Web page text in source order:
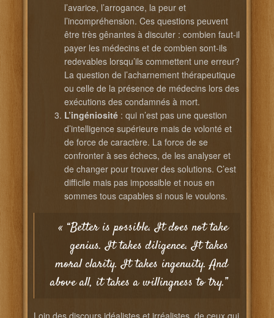
l’avarice, l’arrogance, la peur et
l’incompréhension. Ces questions peuvent
être très gênantes à discuter : combien faut-il
payer les médecins et de combien sont-ils
redevables lorsqu’ils commettent une erreur?
La question de l’acharnement thérapeutique
ou celle de la présence de médecins lors des
exécutions des condamnés à mort.
L’ingéniosité : qui n’est pas une question
d’intelligence supérieure mais de volonté et
de force de caractère. La force de se
confronter à ses échecs, de les analyser et
de changer pour trouver des solutions. C’est
difficile mais pas impossible et nous en
sommes tous capables si nous le voulons.
« “Better is possible. It does not take
genius. It takes diligence. It takes
moral clarity. It takes ingenuity. And
above all, it takes a willingness to try.”
Loin des discours idéalistes et irréalistes de ceux qui